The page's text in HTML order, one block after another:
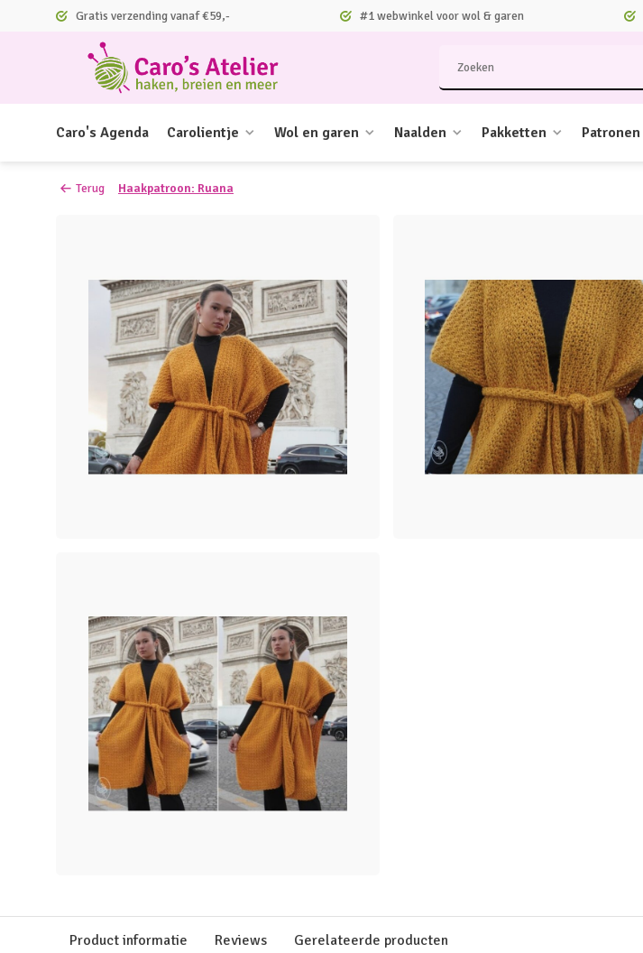
Gratis verzending vanaf €59,- #1 webwinkel voor wol & garen
Caro's Agenda Carolientje Wol en garen Naalden Pakketten Patronen
Terug Haakpatroon: Ruana
Product informatie Reviews Gerelateerde producten